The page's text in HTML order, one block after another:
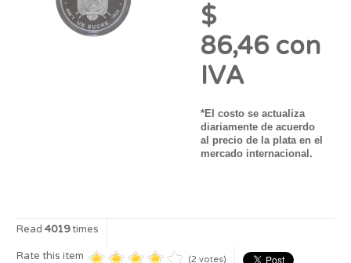
$
86,46 con
IVA
*El costo se actualiza
diariamente de acuerdo
al precio de la plata en el
mercado internacional.
Read4019times
Rate this item (2 votes)